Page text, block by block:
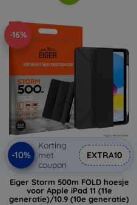
-16%
-10%
Korting
met
coupon
EXTRA10
Eiger Storm 500m FOLD hoesje
voor Apple iPad 11 (11e
generatie)/10.9 (10e generatie)